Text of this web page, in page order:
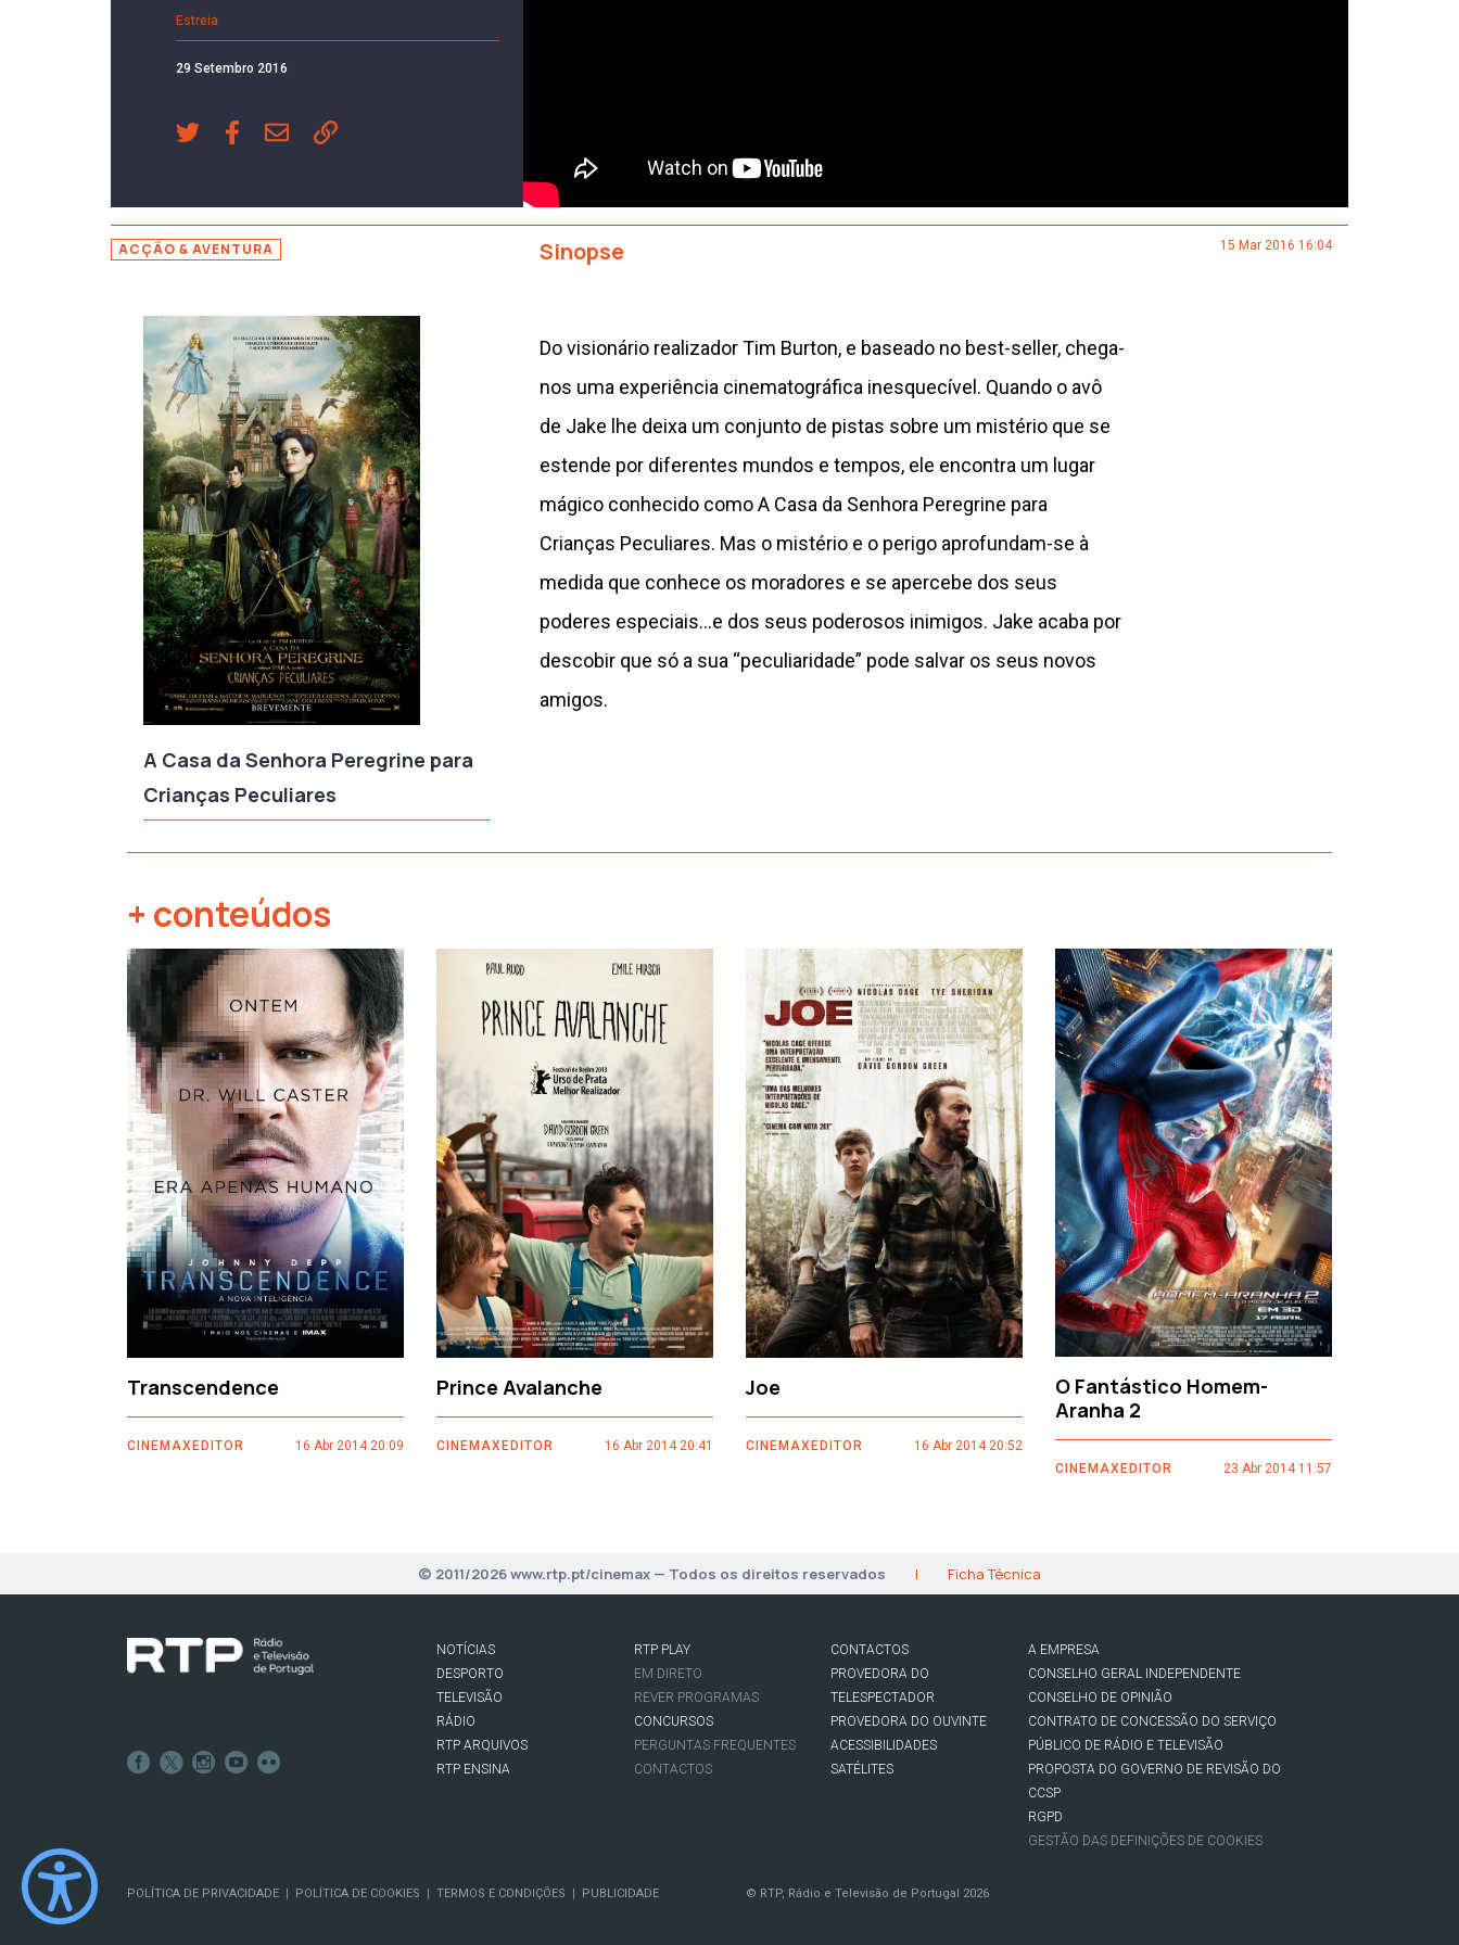
Estreia
29 Setembro 2016
ACÇÃO & AVENTURA Sinopse 15 Mar 2016 16:04
A Casa da Senhora Peregrine para
Crianças Peculiares
Do visionário realizador Tim Burton, e baseado no best-seller, chega-
nos uma experiência cinematográfica inesquecível. Quando o avô
de Jake lhe deixa um conjunto de pistas sobre um mistério que se
estende por diferentes mundos e tempos, ele encontra um lugar
mágico conhecido como A Casa da Senhora Peregrine para
Crianças Peculiares. Mas o mistério e o perigo aprofundam-se à
medida que conhece os moradores e se apercebe dos seus
poderes especiais…e dos seus poderosos inimigos. Jake acaba por
descobir que só a sua “peculiaridade” pode salvar os seus novos
amigos.
+ conteúdos
Transcendence
CINEMAXEDITOR 16 Abr 2014 20:09
Prince Avalanche
CINEMAXEDITOR 16 Abr 2014 20:41
Joe
CINEMAXEDITOR 16 Abr 2014 20:52
O Fantástico Homem-
Aranha 2
CINEMAXEDITOR 23 Abr 2014 11:57
‹ ›
© 2011/2026 www.rtp.pt/cinemax — Todos os direitos reservados | Ficha Técnica
NOTÍCIAS
DESPORTO
TELEVISÃO
RÁDIO
RTP ARQUIVOS
RTP ENSINA
RTP PLAY
EM DIRETO
REVER PROGRAMAS
CONCURSOS
PERGUNTAS FREQUENTES
CONTACTOS
CONTACTOS
PROVEDORA DO
TELESPECTADOR
PROVEDORA DO OUVINTE
ACESSIBILIDADES
SATÉLITES
A EMPRESA
CONSELHO GERAL INDEPENDENTE
CONSELHO DE OPINIÃO
CONTRATO DE CONCESSÃO DO SERVIÇO
PÚBLICO DE RÁDIO E TELEVISÃO
PROPOSTA DO GOVERNO DE REVISÃO DO
CCSP
RGPD
GESTÃO DAS DEFINIÇÕES DE COOKIES
POLÍTICA DE PRIVACIDADE POLÍTICA DE COOKIES TERMOS E CONDIÇÕES PUBLICIDADE © RTP, Rádio e Televisão de Portugal 2026